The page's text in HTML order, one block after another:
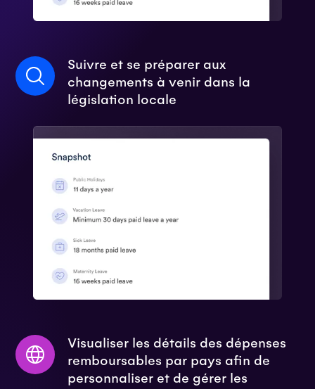
Suivre et se préparer aux
changements à venir dans la
législation locale
Visualiser les détails des dépenses
remboursables par pays afin de
personnaliser et de gérer les